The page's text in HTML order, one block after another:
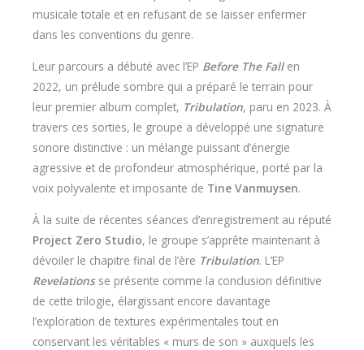
musicale totale et en refusant de se laisser enfermer
dans les conventions du genre.
Leur parcours a débuté avec l’EP Before The Fallen
2022, un prélude sombre qui a préparé le terrain pour
leur premier album complet, Tribulation, paru en 2023. À
travers ces sorties, le groupe a développé une signature
sonore distinctive : un mélange puissant d’énergie
agressive et de profondeur atmosphérique, porté par la
voix polyvalente et imposante de Tine Vanmuysen.
À la suite de récentes séances d’enregistrement au réputé
Project Zero Studio, le groupe s’apprête maintenant à
dévoiler le chapitre final de l’ère Tribulation. L’EP
Revelationsse présente comme la conclusion définitive
de cette trilogie, élargissant encore davantage
l’exploration de textures expérimentales tout en
conservant les véritables « murs de son » auxquels les